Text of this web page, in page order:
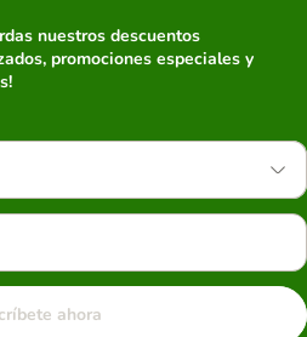
nuestros descuentos
promociones especiales y
ahora